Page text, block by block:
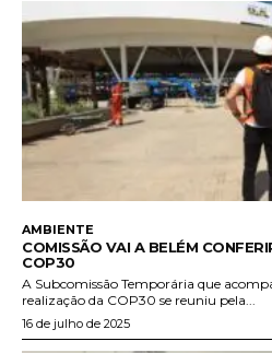
AMBIENTE
COMISSÃO VAI A BELÉM
COP30
A Subcomissão Temporária que
realização da COP30 se reuniu pela...
16 de julho de 2025